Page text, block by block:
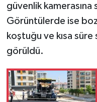
güvenlik kamerasına
Görüntülerde ise
koştuğu ve kısa
görüldü.